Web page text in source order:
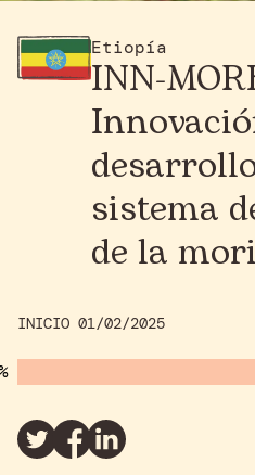
Etiopía
INN-
sistema
de la
INICIO 01/02/2025